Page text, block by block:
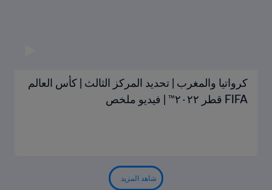
كرواتيا والمغرب | تحديد المركز الثالث | كأس العالم
FIFA قطر ٢٠٢٢™ | فيديو ملخص
شاهد المزيد